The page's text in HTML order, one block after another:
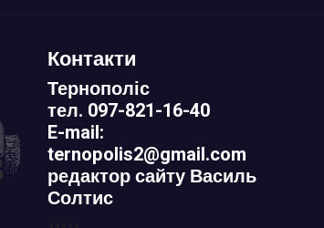
Контакти
Тернополіс
тел. 097-821-16-40
E-mail:
ternopolis2@gmail.com
редактор сайту Василь
Солтис